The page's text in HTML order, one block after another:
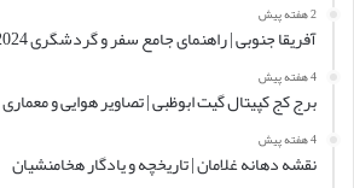
2 هفته پیش
آفریقا جنوبی | راهنمای جامع سفر و گردشگری 2024
4 هفته پیش
برج کج کپیتال گیت ابوظبی | تصاویر هوایی و
4 هفته پیش
نقشه دهانه غلامان | تاریخچه و یادگار هخامنشیان